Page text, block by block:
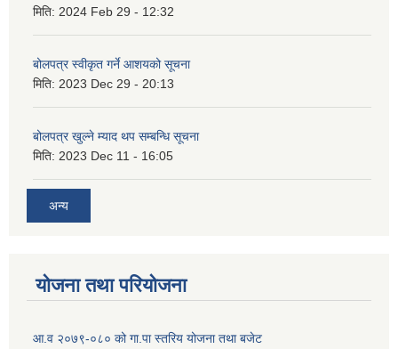
मिति: 2024 Feb 29 - 12:32
बोलपत्र स्वीकृत गर्ने आशयको सूचना
मिति: 2023 Dec 29 - 20:13
बोलपत्र खुल्ने म्याद थप सम्बन्धि सूचना
मिति: 2023 Dec 11 - 16:05
अन्य
योजना तथा परियोजना
आ.व २०७९-०८० को गा.पा स्तरिय योजना तथा बजेट